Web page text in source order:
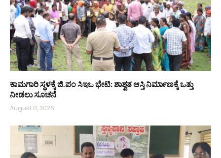
ಕಾಮಗಾರಿ ಸ್ಥಳಕ್ಕೆ ಜಿ.ಪಂ ಸಿಇಒ ಭೇಟಿ: ಶಾಶ್ವತ ಆಸ್ತಿ ನಿರ್ಮಾಣಕ್ಕೆ ಒತ್ತು
ನೀಡಲು ಸೂಚನೆ
August 8, 2026